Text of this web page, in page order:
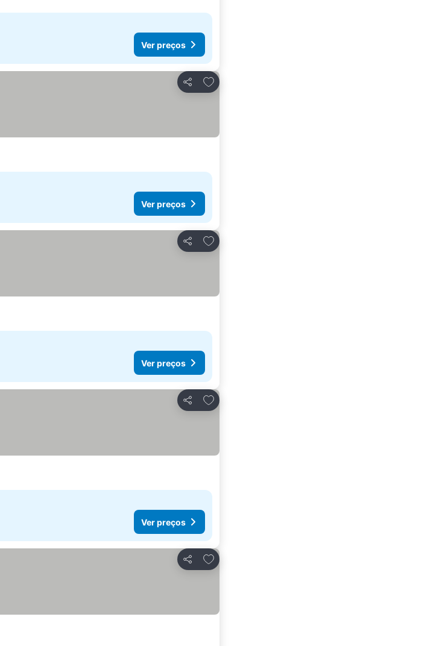
Ver preços
Partilhar
Adicionar aos favoritos
Ver preços
Partilhar
Adicionar aos favoritos
Ver preços
Partilhar
Adicionar aos favoritos
Ver preços
Partilhar
Adicionar aos favoritos